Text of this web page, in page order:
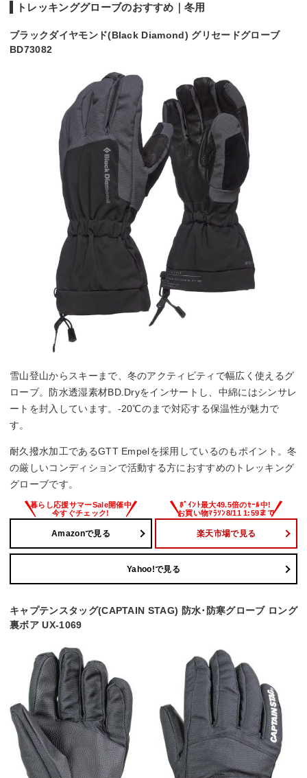
トレッキンググローブのおすすめ｜冬用
ブラックダイヤモンド(Black Diamond) グリセードグローブ
BD73082
雪山登山からスキーまで、冬のアクティビティで幅広く使えるグ
ローブ。防水透湿素材BD.Dryをインサートし、中綿にはシンサレ
ートを封入しています。-20℃のまで対応する保温性が魅力で
す。
耐久撥水加工であるGTT Empelを採用しているのもポイント。冬
の厳しいコンディションで活動する方におすすめのトレッキング
グローブです。
Amazonで見る 楽天市場で見る
Yahoo!で見る
キャプテンスタッグ(CAPTAIN STAG) 防水･防寒グローブ ロング
裏ボア UX-1069